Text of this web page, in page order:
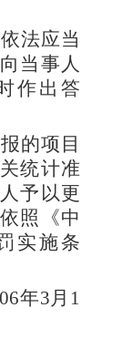
法应当
当事人
作出答
的项目
统计准
予以更
照《中
实施条
年3月1